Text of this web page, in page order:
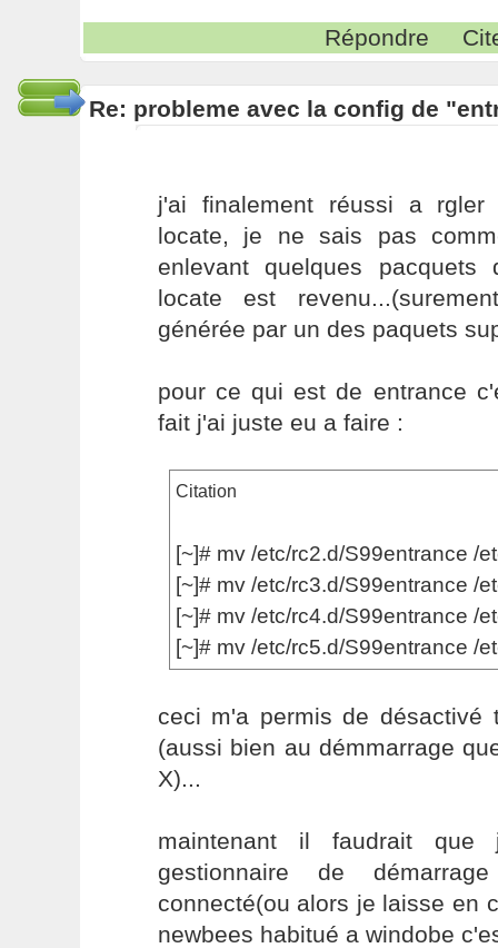
Répondre
Re: probleme avec la config de
j'ai finalement réussi a rgler
locate, je ne sais pas
enlevant quelques pacquets
locate est
générée par un des paquets
pour ce qui est de entrance
fait j'ai juste eu a faire :
Citation
[~]# mv /etc/rc2.d/S99entrance /
[~]# mv /etc/rc3.d/S99entrance /
[~]# mv /etc/rc4.d/S99entrance /
[~]# mv /etc/rc5.d/S99entrance /
ceci m'a permis de désactivé
(aussi bien au démmarrage
X)...
maintenant il faudrait
gestionnaire de
connecté(ou alors je laisse en
newbees habitué a windobe